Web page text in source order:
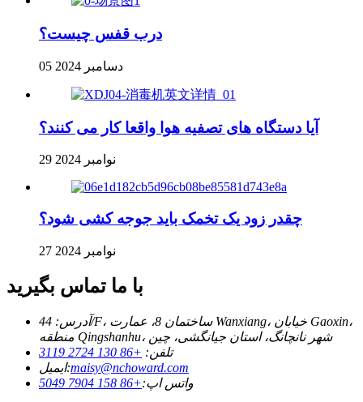
درب قفس چیست؟
05 دسامبر 2024
آیا دستگاه های تصفیه هوا واقعا کار می کنند؟
29 نوامبر 2024
چقدر زود یک تخمک باید جوجه کشی شود؟
27 نوامبر 2024
با ما تماس بگیرید
آدرس: 44/F، ساختمان 8، عمارت Wanxiang، خیابان Gaoxin،
منطقه Qingshanhu، شهر نانچانگ، استان جیانگشی، چین
تلفن: +86 130 2724 3119
ایمیل:maisy@nchoward.com
واتس اپ:+86 158 7904 5049